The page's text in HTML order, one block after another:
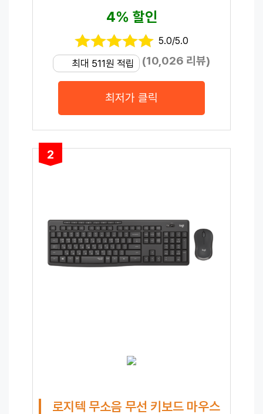
4% 할인
5.0/5.0
최대 511원 적립 (10,026 리뷰)
최저가 클릭
2
로지텍 무소음 무선 키보드 마우스